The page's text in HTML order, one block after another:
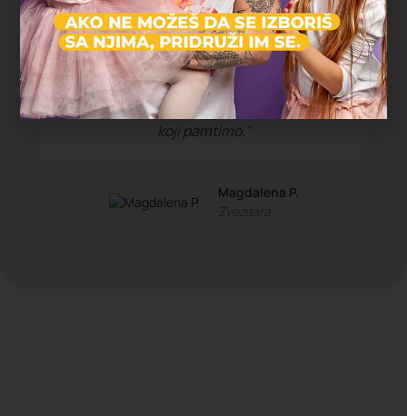
"Deca su satima trčala, istraživala i igrala
se, a čim smo stigli kući su popadali od
umora. Ovo je bio najopušteniji rođendan
koji pamtimo."
Magdalena P.
Zvezdara